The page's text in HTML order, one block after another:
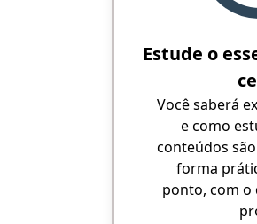
Estude o
Você saberá
e como
conteúdos
forma
ponto, com o